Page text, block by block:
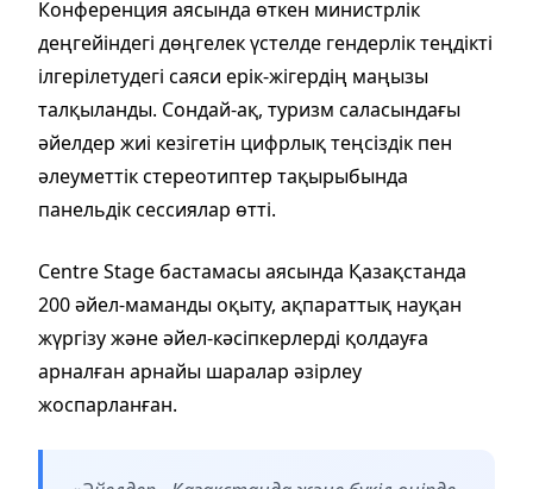
Конференция аясында өткен министрлік
деңгейіндегі дөңгелек үстелде гендерлік теңдікті
ілгерілетудегі саяси ерік-жігердің маңызы
талқыланды. Сондай-ақ, туризм саласындағы
әйелдер жиі кезігетін цифрлық теңсіздік пен
әлеуметтік стереотиптер тақырыбында
панельдік сессиялар өтті.
Centre Stage бастамасы аясында Қазақстанда
200 әйел-маманды оқыту, ақпараттық науқан
жүргізу және әйел-кәсіпкерлерді қолдауға
арналған арнайы шаралар әзірлеу
жоспарланған.